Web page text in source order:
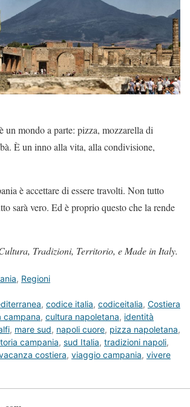
un mondo a parte: pizza, mozzarella di
È un inno alla vita, alla condivisione,
è accettare di essere travolti. Non tutto
sarà vero. Ed è proprio questo che la rende
Tradizioni, Territorio, e Made in Italy.
, Regioni
, codice italia, codiceitalia, Costiera
campana, cultura napoletana, identità
, mare sud, napoli cuore, pizza napoletana,
campania, sud Italia, tradizioni napoli,
costiera, viaggio campania, vivere